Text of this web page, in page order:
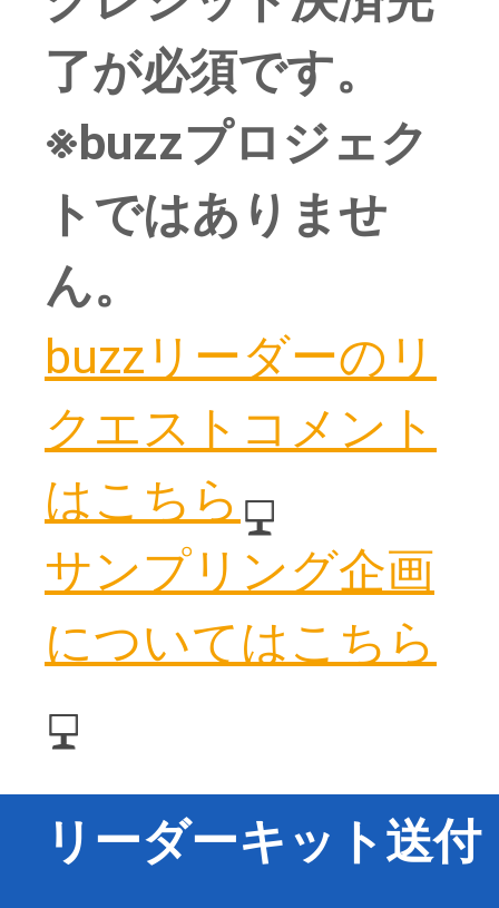
了が必須です。
※buzzプロジェク
トではありませ
buzzリーダーのリ
クエストコメント
はこちら
サンプリング企画
についてはこちら
リーダーキット送付